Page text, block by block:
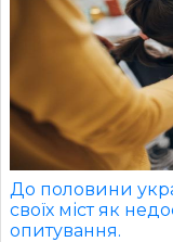
До половини
своїх міст як
опитування.